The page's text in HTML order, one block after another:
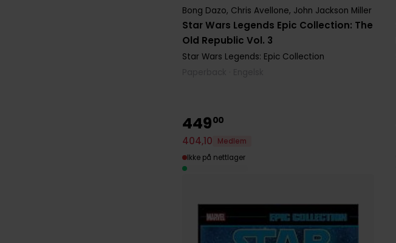
Star Wars Legends Epic Collection: The
Old Republic Vol. 3
Bong Dazo, Chris Avellone, John Jackson Miller
Star Wars Legends: Epic Collection
44900
404,10
Medlem
Ikke på nettlager